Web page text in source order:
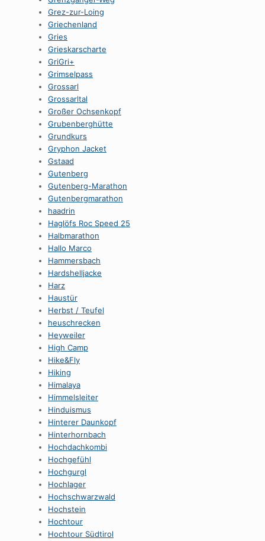
Grez-zur-Loing
Griechenland
Gries
Grieskarscharte
GriGri+
Grimselpass
Grossarl
Grossarltal
Großer Ochsenkopf
Grubenberghütte
Grundkurs
Gryphon Jacket
Gstaad
Gutenberg
Gutenberg-Marathon
Gutenbergmarathon
haadrin
Haglöfs Roc Speed 25
Halbmarathon
Hallo Marco
Hammersbach
Hardshelljacke
Harz
Haustür
Herbst / Teufel
heuschrecken
Heyweiler
High Camp
Hike&Fly
Hiking
Himalaya
Himmelsleiter
Hinduismus
Hinterer Daunkopf
Hinterhornbach
Hochdachkombi
Hochgefühl
Hochgurgl
Hochlager
Hochschwarzwald
Hochstein
Hochtour
Hochtour Südtirol